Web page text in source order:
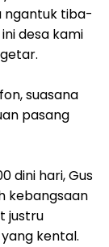
ngantuk tiba-
desa kami
suasana
pasang
dini hari, Gus
kebangsaan
justru
kental.